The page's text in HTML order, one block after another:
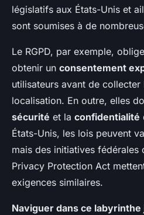
législatifs aux États-Unis et
sont soumises à de
Le RGPD, par exemple,
obtenir un consentement
utilisateurs avant de collecter
localisation. En outre, elles
sécurité et la confidentialité
États-Unis, les lois peuvent
mais des initiatives fédérales
Privacy Protection Act
exigences similaires.
Naviguer dans ce labyrinthe